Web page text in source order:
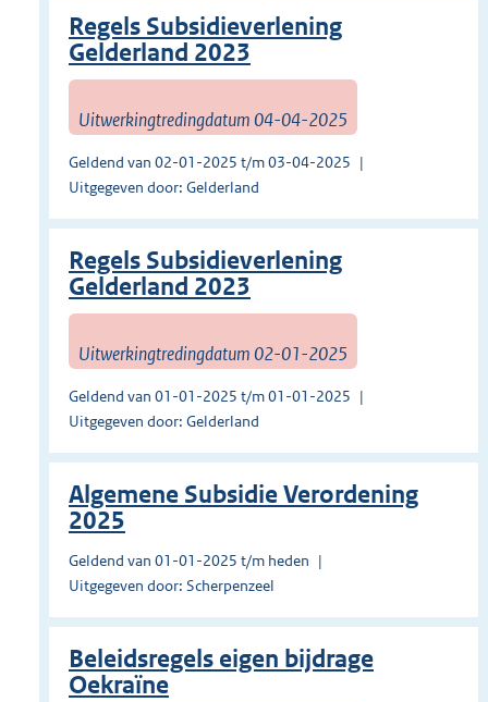
Regels Subsidieverlening
Gelderland 2023
Uitwerkingtredingdatum 04-04-2025
Geldend van 02-01-2025 t/m 03-04-2025
Uitgegeven door: Gelderland
Regels Subsidieverlening
Gelderland 2023
Uitwerkingtredingdatum 02-01-2025
Geldend van 01-01-2025 t/m 01-01-2025
Uitgegeven door: Gelderland
Algemene Subsidie Verordening
2025
Geldend van 01-01-2025 t/m heden
Uitgegeven door: Scherpenzeel
Beleidsregels eigen bijdrage
Oekraïne